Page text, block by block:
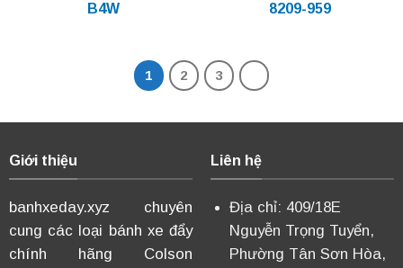
B4W
8209-959
1 2 3
Giới thiệu
banhxeday.xyz chuyên
cung các loại bánh xe đẩy
chính hãng Colson
Liên hệ
Địa chỉ: 409/18E
Nguyễn Trọng Tuyển,
Phường Tân Sơn Hòa,